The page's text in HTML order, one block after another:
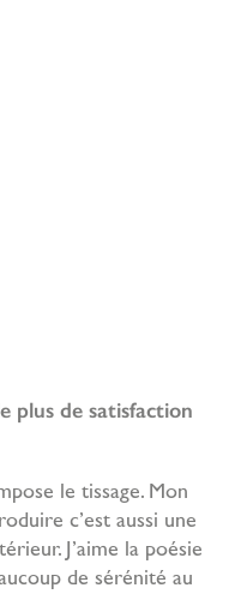
plus de satisfaction
le tissage. Mon
c’est aussi une
J’aime la poésie
de sérénité au